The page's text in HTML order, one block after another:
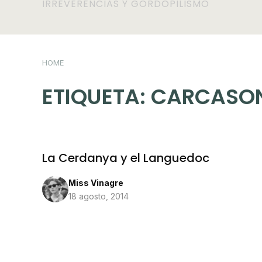
IRREVERENCIAS Y GORDOPILISMO
HOME
ETIQUETA:
La Cerdanya y el Languedoc
Miss Vinagre
18 agosto, 2014